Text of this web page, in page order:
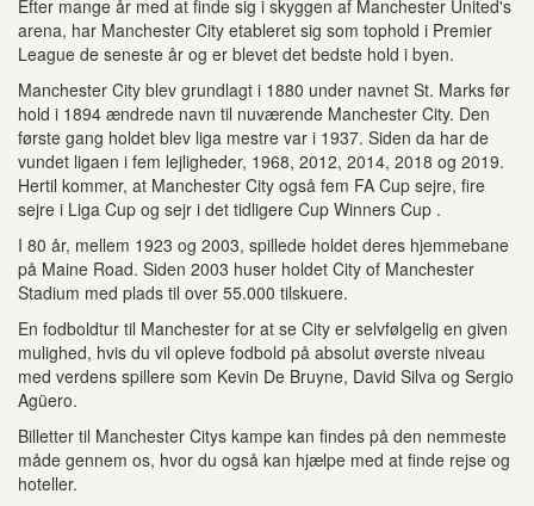
Efter mange år med at finde sig i skyggen af Manchester United's
arena, har Manchester City etableret sig som tophold i Premier
League de seneste år og er blevet det bedste hold i byen.
Manchester City blev grundlagt i 1880 under navnet St. Marks før
hold i 1894 ændrede navn til nuværende Manchester City. Den
første gang holdet blev liga mestre var i 1937. Siden da har de
vundet ligaen i fem lejligheder, 1968, 2012, 2014, 2018 og 2019.
Hertil kommer, at Manchester City også fem FA Cup sejre, fire
sejre i Liga Cup og sejr i det tidligere Cup Winners Cup .
I 80 år, mellem 1923 og 2003, spillede holdet deres hjemmebane
på Maine Road. Siden 2003 huser holdet City of Manchester
Stadium med plads til over 55.000 tilskuere.
En fodboldtur til Manchester for at se City er selvfølgelig en given
mulighed, hvis du vil opleve fodbold på absolut øverste niveau
med verdens spillere som Kevin De Bruyne, David Silva og Sergio
Agüero.
Billetter til Manchester Citys kampe kan findes på den nemmeste
måde gennem os, hvor du også kan hjælpe med at finde rejse og
hoteller.